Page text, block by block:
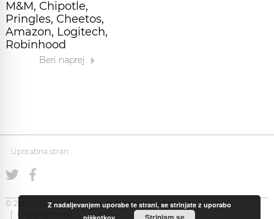
M&M, Chipotle,
Pringles, Cheetos,
Amazon, Logitech,
Robinhood
Beri naprej
Uporabna stran
© 2008-2026 Uporabna Stran gostuje naZabec.net
Piškotki
Pogoji uporabe
Z nadaljevanjem uporabe te strani, se strinjate z uporabo